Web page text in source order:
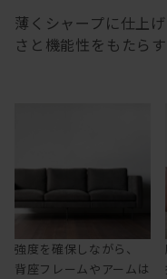
薄くシャープに仕上
さと機能性をもたら
強度を確保しながら、
背座フレームやアームは